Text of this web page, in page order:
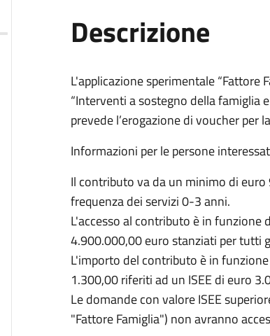
Descrizione
L'applicazione sperimentale “Fattore
“Interventi a sostegno della famiglia
prevede l’erogazione di voucher per
Informazioni per le persone
Il contributo va da un minimo di
frequenza dei servizi 0-3 anni.
L'accesso al contributo è in funzione
4.900.000,00 euro stanziati per tutti
L'importo del contributo è in
1.300,00 riferiti ad un ISEE di euro
Le domande con valore ISEE
"Fattore Famiglia") non avranno